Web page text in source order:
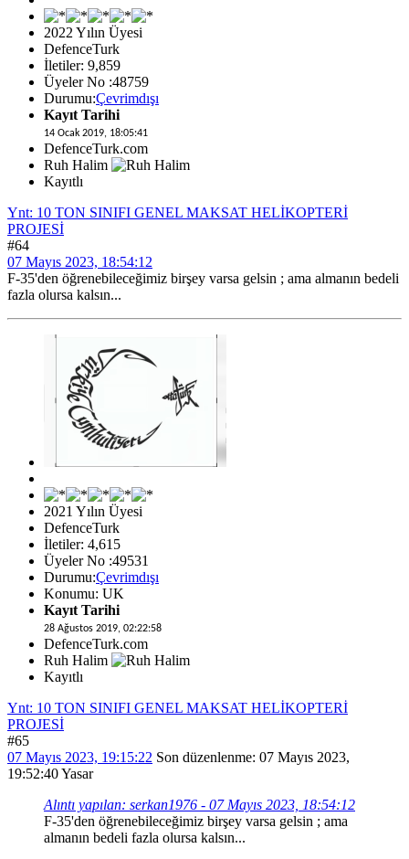
2022 Yılın Üyesi
DefenceTurk
İletiler: 9,859
Üyeler No :48759
Durumu:Çevrimdışı
Kayıt Tarihi
14 Ocak 2019, 18:05:41
DefenceTurk.com
Ruh Halim
Kayıtlı
Ynt: 10 TON SINIFI GENEL MAKSAT HELİKOPTERİ
PROJESİ
#64
07 Mayıs 2023, 18:54:12
F-35'den öğrenebileceğimiz birşey varsa gelsin ; ama almanın bedeli
fazla olursa kalsın...
2021 Yılın Üyesi
DefenceTurk
İletiler: 4,615
Üyeler No :49531
Durumu:Çevrimdışı
Konumu: UK
Kayıt Tarihi
28 Ağustos 2019, 02:22:58
DefenceTurk.com
Ruh Halim
Kayıtlı
Ynt: 10 TON SINIFI GENEL MAKSAT HELİKOPTERİ
PROJESİ
#65
07 Mayıs 2023, 19:15:22 Son düzenlenme: 07 Mayıs 2023,
19:52:40 Yasar
Alıntı yapılan: serkan1976 - 07 Mayıs 2023, 18:54:12
F-35'den öğrenebileceğimiz birşey varsa gelsin ; ama
almanın bedeli fazla olursa kalsın...